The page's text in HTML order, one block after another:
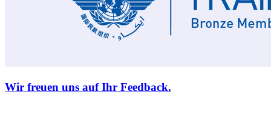
Wir freuen uns auf Ihr Feedback.